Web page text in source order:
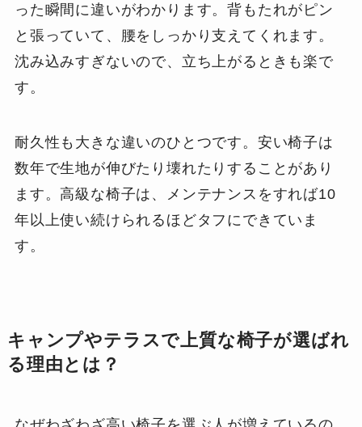
った瞬間に違いがわかります。背もたれがピン
と張っていて、腰をしっかり支えてくれます。
沈み込みすぎないので、立ち上がるときも楽で
す。
耐久性も大きな違いのひとつです。安い椅子は
数年で生地が伸びたり壊れたりすることがあり
ます。高級な椅子は、メンテナンスをすれば10
年以上使い続けられるほどタフにできていま
す。
キャンプやテラスで上質な椅子が選ばれ
る理由とは？